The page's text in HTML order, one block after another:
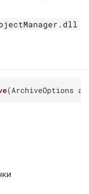
(ArchiveOptions